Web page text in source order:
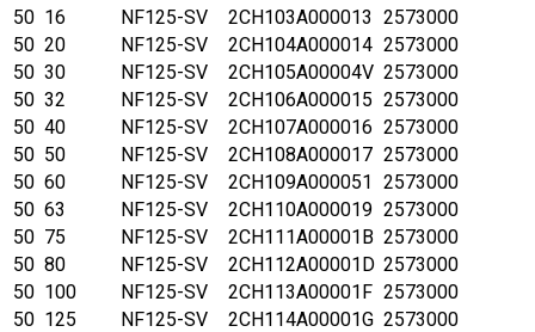
50 16 NF125-SV 2CH103A000013 2573000
50 20 NF125-SV 2CH104A000014 2573000
50 30 NF125-SV 2CH105A00004V 2573000
50 32 NF125-SV 2CH106A000015 2573000
50 40 NF125-SV 2CH107A000016 2573000
50 50 NF125-SV 2CH108A000017 2573000
50 60 NF125-SV 2CH109A000051 2573000
50 63 NF125-SV 2CH110A000019 2573000
50 75 NF125-SV 2CH111A00001B 2573000
50 80 NF125-SV 2CH112A00001D 2573000
50 100 NF125-SV 2CH113A00001F 2573000
50 125 NF125-SV 2CH114A00001G 2573000